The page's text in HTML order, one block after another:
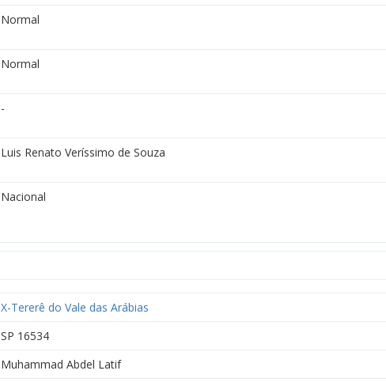
Normal
Normal
-
Luis Renato Veríssimo de Souza
Nacional
X-Tererê do Vale das Arábias
SP 16534
Muhammad Abdel Latif